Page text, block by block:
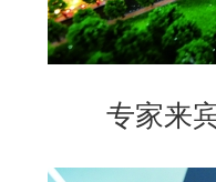
专家来